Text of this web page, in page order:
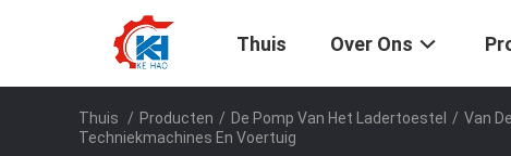
Thuis Over Ons
Thuis / Producten / De Pomp Van Het Ladertoestel / Van
Techniekmachines En Voertuig